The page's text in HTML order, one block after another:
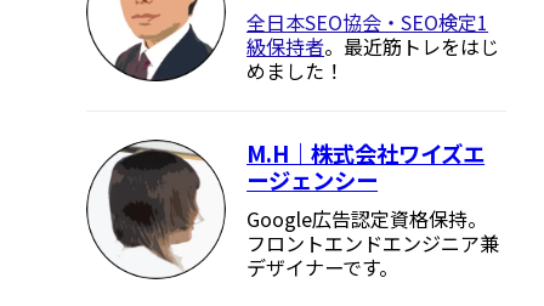
全日本SEO協会・SEO検定1
級保持者。最近筋トレをはじ
めました！
M.H｜株式会社ワイズエ
ージェンシー
Google広告認定資格保持。
フロントエンドエンジニア兼
デザイナーです。